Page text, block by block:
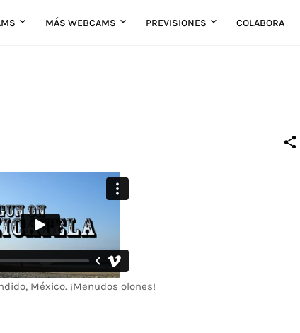
MÁS WEBCAMS PREVISIONES COLABORA
México. ¡Menudos olones!